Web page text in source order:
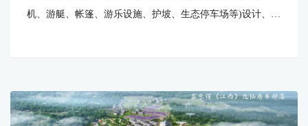
机、游艇、帐篷、游乐设施、护坡、生态停车场等)设计、生